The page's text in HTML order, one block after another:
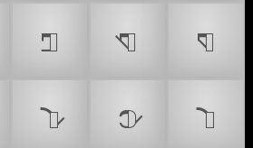
𝡩 𝡪
𝡫
𝡮 𝡯 𝡰